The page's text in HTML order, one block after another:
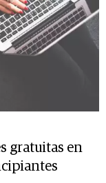
gratuitas en